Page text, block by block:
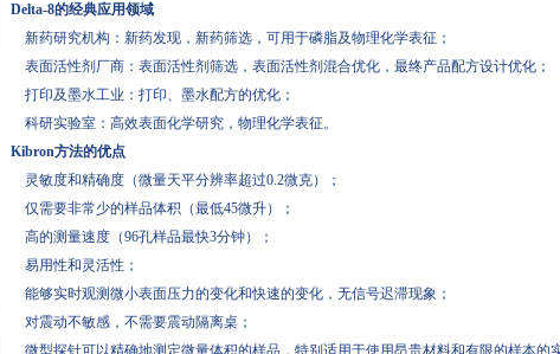
Delta-8的经典应用领域
新药研究机构：新药发现，新药筛选，可用于磷脂及物理化学表征；
表面活性剂厂商：表面活性剂筛选，表面活性剂混合优化，最终产品配方设计优化；
打印及墨水工业：打印、墨水配方的优化；
科研实验室：高效表面化学研究，物理化学表征。
Kibron方法的优点
灵敏度和精确度（微量天平分辨率超过0.2微克）；
仅需要非常少的样品体积（最低45微升）；
高的测量速度（96孔样品最快3分钟）；
易用性和灵活性；
能够实时观测微小表面压力的变化和快速的变化，无信号迟滞现象；
对震动不敏感，不需要震动隔离桌；
微型探针可以精确地测定微量体积的样品，特别适用于使用昂贵材料和有限的样本的实验室